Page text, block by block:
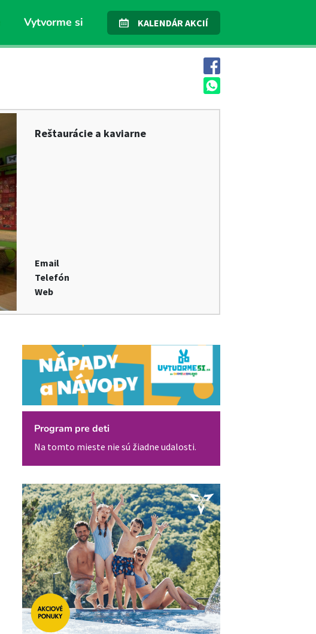
Vytvorme si KALENDÁR AKCIÍ
Reštaurácie a kaviarne
Email
Telefón
Web
Program pre deti
Na tomto mieste nie sú žiadne udalosti.